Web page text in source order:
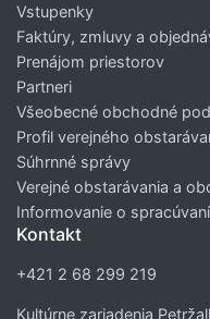
Vstupenky
Faktúry, zmluvy a
Prenájom priestorov
Partneri
Všeobecné obchodné
Profil verejného
Súhrnné správy
Verejné obstarávania a
Informovanie o
Kontakt
+421 2 68 299 219
Kultúrne zariadenia